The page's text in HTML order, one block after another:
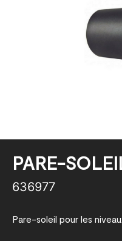
PARE-
636977
Pare-soleil pour les